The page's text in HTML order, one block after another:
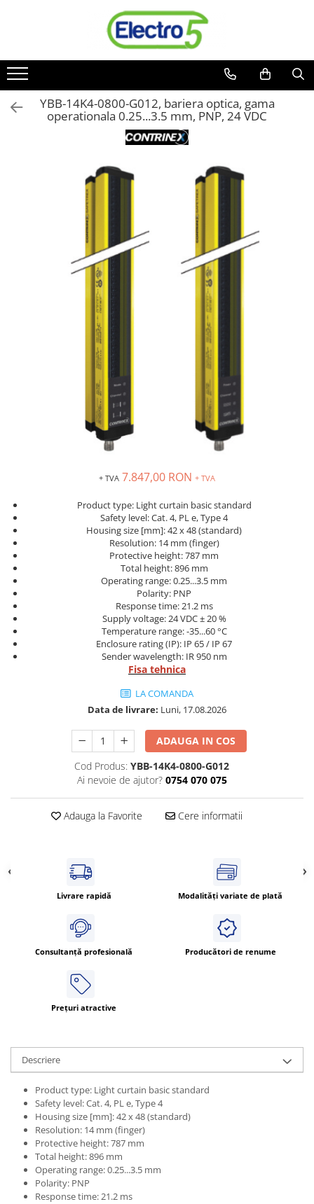
Sisteme de automatizare si control
Automate programabile
Seria DVP-Slim PLC-CPU
Mini-automat programabil (Relee
Seria iSMART IMO
Seria EASY EATON
Terminale programabile ( HMI-uri )
Solutii industriale Ethernet
Router si switch-uri industriale
Actionari electrice si de miscare
Convertizoare de frecventa
Accesorii generale
Sisteme servo ( Servo-Drivere si
Servo-Motoare )
Soft Startere
Comunicare Si Masurare
Encodere
Power meter
Regulatoare de temperatura si
Controler PID avansat - Blue Line
Counter Timer Tahometru
Dispozitive comunicatie
Senzori distanta
Senzori fotoelectrici
Senzori inductivi
Senzori magnetici-rezistivi
Senzori ultrasonici
Surse de alimentare
MINI-PS
Modul Buffer
Module DC-UPC
Module redundanta
QUINT-PS
Seria Chrome
Seria CliQ II
YBB-14K4-0800-G012, bariera optica, gama
operationala 0.25...3.5 mm, PNP, 24 VDC
+ TVA 7.847,00 RON + TVA
Product type: Light curtain basic standard
Safety level: Cat. 4, PL e, Type 4
Housing size [mm]: 42 x 48 (standard)
Resolution: 14 mm (finger)
Protective height: 787 mm
Total height: 896 mm
Operating range: 0.25...3.5 mm
Polarity: PNP
Response time: 21.2 ms
Supply voltage: 24 VDC ± 20 %
Temperature range: -35...60 °C
Enclosure rating (IP): IP 65 / IP 67
Sender wavelength: IR 950 nm
Fisa tehnica
LA COMANDA
Data de livrare: Luni, 17.08.2026
ADAUGA IN COS
Cod Produs: YBB-14K4-0800-G012
Ai nevoie de ajutor? 0754 070 075
Adauga la Favorite Cere informatii
Livrare rapidă Modalități variate de plată
Consultanță profesională Producători de renume
Prețuri atractive
Descriere
Product type: Light curtain basic standard
Safety level: Cat. 4, PL e, Type 4
Housing size [mm]: 42 x 48 (standard)
Resolution: 14 mm (finger)
Protective height: 787 mm
Total height: 896 mm
Operating range: 0.25...3.5 mm
Polarity: PNP
Response time: 21.2 ms